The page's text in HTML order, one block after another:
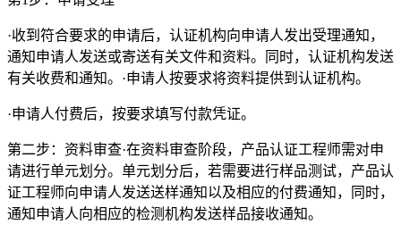
·收到符合要求的申请后，认证机构向申请人发出受理通知，
通知申请人发送或寄送有关文件和资料。同时，认证机构发送
有关收费和通知。·申请人按要求将资料提供到认证机构。
·申请人付费后，按要求填写付款凭证。
第二步：资料审查·在资料审查阶段，产品认证工程师需对申
请进行单元划分。单元划分后，若需要进行样品测试，产品认
证工程师向申请人发送送样通知以及相应的付费通知，同时，
通知申请人向相应的检测机构发送样品接收通知。